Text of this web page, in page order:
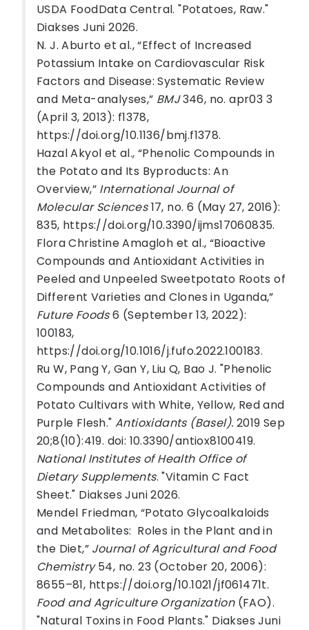
USDA FoodData Central. "Potatoes, Raw."
Diakses Juni 2026.
N. J. Aburto et al., “Effect of Increased
Potassium Intake on Cardiovascular Risk
Factors and Disease: Systematic Review
and Meta-analyses,” BMJ346, no. apr03 3
(April 3, 2013): f1378,
https://doi.org/10.1136/bmj.f1378.
Hazal Akyol et al., “Phenolic Compounds in
the Potato and Its Byproducts: An
Overview,” International Journal of
Molecular Sciences17, no. 6 (May 27, 2016):
835, https://doi.org/10.3390/ijms17060835.
Flora Christine Amagloh et al., “Bioactive
Compounds and Antioxidant Activities in
Peeled and Unpeeled Sweetpotato Roots of
Different Varieties and Clones in Uganda,”
Future Foods6 (September 13, 2022):
100183,
https://doi.org/10.1016/j.fufo.2022.100183.
Ru W, Pang Y, Gan Y, Liu Q, Bao J. "Phenolic
Compounds and Antioxidant Activities of
Potato Cultivars with White, Yellow, Red and
Purple Flesh." Antioxidants (Basel). 2019 Sep
20;8(10):419. doi: 10.3390/antiox8100419.
National Institutes of Health Office of
Dietary Supplements. "Vitamin C Fact
Sheet." Diakses Juni 2026.
Mendel Friedman, “Potato Glycoalkaloids
and Metabolites: Roles in the Plant and in
the Diet,” Journal of Agricultural and Food
Chemistry54, no. 23 (October 20, 2006):
8655–81, https://doi.org/10.1021/jf061471t.
Food and Agriculture Organization (FAO).
"Natural Toxins in Food Plants." Diakses Juni